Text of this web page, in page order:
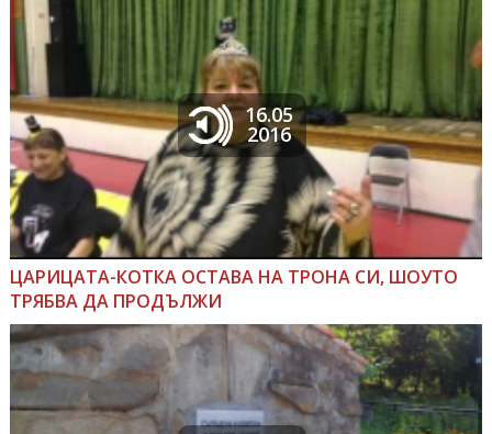
16.05
2016
ЦАРИЦАТА-КОТКА ОСТАВА НА ТРОНА СИ, ШОУТО
ТРЯБВА ДА ПРОДЪЛЖИ